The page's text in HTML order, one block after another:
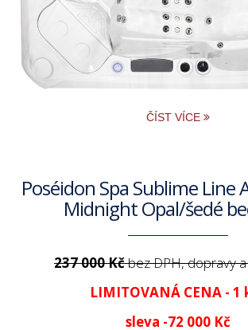
ČÍST VÍCE
Poséidon Spa Sublime Line
Midnight Opal/šedé
237 000 Kčbez DPH, dopravy
LIMITOVANÁ CENA - 1
sleva -72 000 Kč